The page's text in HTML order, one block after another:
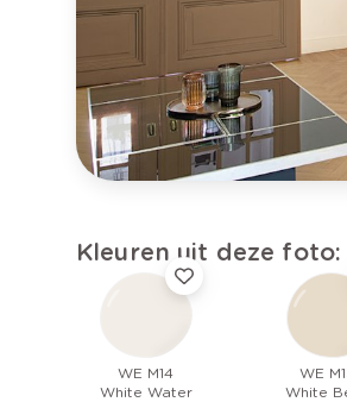
Kleuren uit deze foto:
WE M14
White Water
WE
White